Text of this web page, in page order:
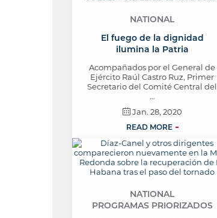
NATIONAL
El fuego de la dignidad
ilumina la Patria
Acompañados por el General de
Ejército Raúl Castro Ruz, Primer
Secretario del Comité Central del
…
Jan. 28, 2020
READ MORE
NATIONAL
PROGRAMAS PRIORIZADOS